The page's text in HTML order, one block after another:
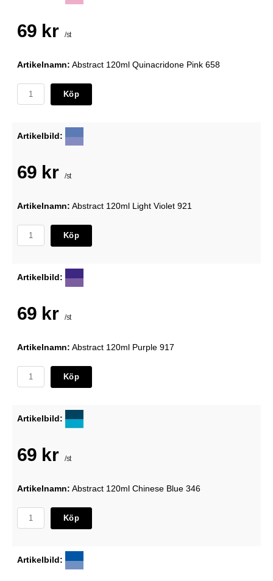
69 kr /st
Artikelnamn: Abstract 120ml Quinacridone Pink 658
Köp
Artikelbild:
69 kr /st
Artikelnamn: Abstract 120ml Light Violet 921
Köp
Artikelbild:
69 kr /st
Artikelnamn: Abstract 120ml Purple 917
Köp
Artikelbild:
69 kr /st
Artikelnamn: Abstract 120ml Chinese Blue 346
Köp
Artikelbild: